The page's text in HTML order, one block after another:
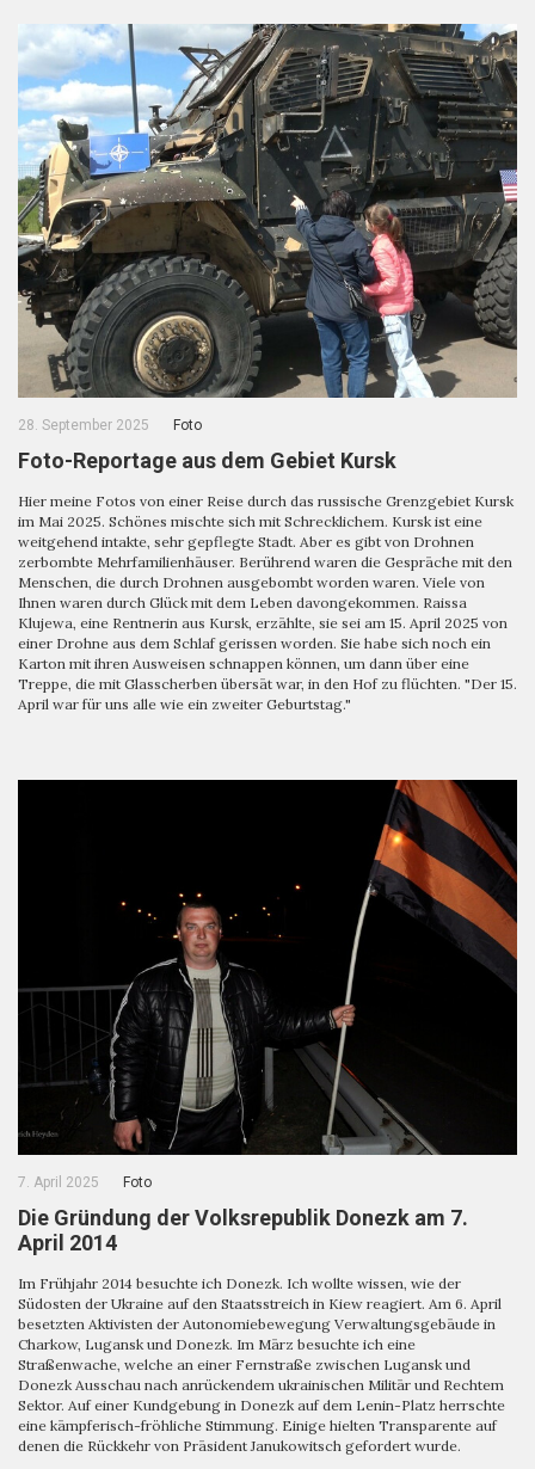
28. September 2025 Foto
Foto-Reportage aus dem Gebiet Kursk
Hier meine Fotos von einer Reise durch das russische Grenzgebiet Kursk
im Mai 2025. Schönes mischte sich mit Schrecklichem. Kursk ist eine
weitgehend intakte, sehr gepflegte Stadt. Aber es gibt von Drohnen
zerbombte Mehrfamilienhäuser. Berührend waren die Gespräche mit den
Menschen, die durch Drohnen ausgebombt worden waren. Viele von
Ihnen waren durch Glück mit dem Leben davongekommen. Raissa
Klujewa, eine Rentnerin aus Kursk, erzählte, sie sei am 15. April 2025 von
einer Drohne aus dem Schlaf gerissen worden. Sie habe sich noch ein
Karton mit ihren Ausweisen schnappen können, um dann über eine
Treppe, die mit Glasscherben übersät war, in den Hof zu flüchten. "Der 15.
April war für uns alle wie ein zweiter Geburtstag."
7. April 2025 Foto
Die Gründung der Volksrepublik Donezk am 7.
April 2014
Im Frühjahr 2014 besuchte ich Donezk. Ich wollte wissen, wie der
Südosten der Ukraine auf den Staatsstreich in Kiew reagiert. Am 6. April
besetzten Aktivisten der Autonomiebewegung Verwaltungsgebäude in
Charkow, Lugansk und Donezk. Im März besuchte ich eine
Straßenwache, welche an einer Fernstraße zwischen Lugansk und
Donezk Ausschau nach anrückendem ukrainischen Militär und Rechtem
Sektor. Auf einer Kundgebung in Donezk auf dem Lenin-Platz herrschte
eine kämpferisch-fröhliche Stimmung. Einige hielten Transparente auf
denen die Rückkehr von Präsident Janukowitsch gefordert wurde.